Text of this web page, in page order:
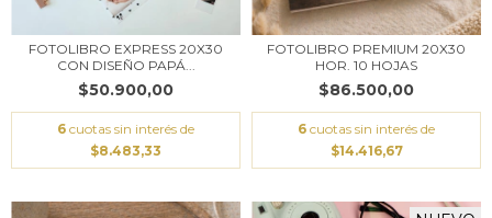
FOTOLIBRO EXPRESS 20X30
CON DISEÑO PAPÁ...
$50.900,00
6 cuotas sin interés de
$8.483,33
FOTOLIBRO PREMIUM 20X30
HOR. 10 HOJAS
$86.500,00
6 cuotas sin interés de
$14.416,67